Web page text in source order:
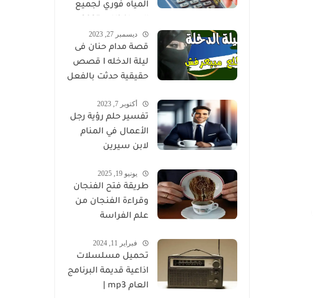
المياه فوري لجميع
ديسمبر 27, 2023
قصة مدام حنان فى
ليلة الدخله I قصص
حقيقية حدثت بالفعل
أكتوبر 7, 2023
تفسير حلم رؤية رجل
الأعمال في المنام
لابن سيرين
يونيو 19, 2025
طريقة فتح الفنجان
وقراءة الفنجان من
علم الفراسة
فبراير 11, 2024
تحميل مسلسلات
اذاعية قديمة البرنامج